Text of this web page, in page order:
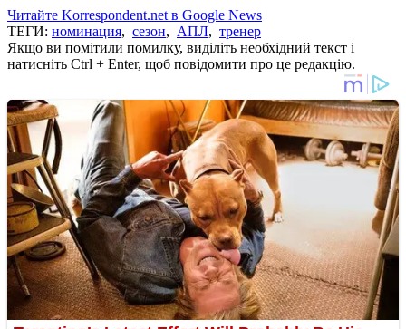
Читайте Korrespondent.net в Google News
ТЕГИ: номинация, сезон, АПЛ, тренер
Якщо ви помітили помилку, виділіть необхідний текст і
натисніть Ctrl + Enter, щоб повідомити про це редакцію.